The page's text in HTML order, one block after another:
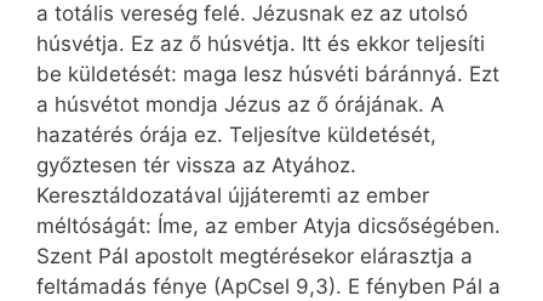
a totális vereség felé. Jézusnak ez az utolsó
húsvétja. Ez az ő húsvétja. Itt és ekkor teljesíti
be küldetését: maga lesz húsvéti báránnyá. Ezt
a húsvétot mondja Jézus az ő órájának. A
hazatérés órája ez. Teljesítve küldetését,
győztesen tér vissza az Atyához.
Keresztáldozatával újjáteremti az ember
méltóságát: Íme, az ember Atyja dicsőségében.
Szent Pál apostolt megtérésekor elárasztja a
feltámadás fénye (ApCsel 9,3). E fényben Pál a